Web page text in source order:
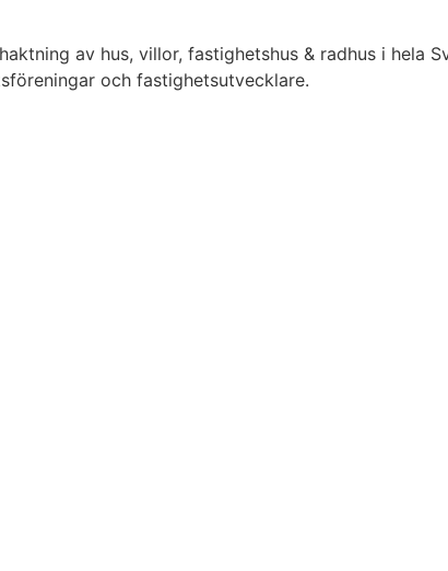
av hus, villor, fastighetshus & radhus i hela
och fastighetsutvecklare.